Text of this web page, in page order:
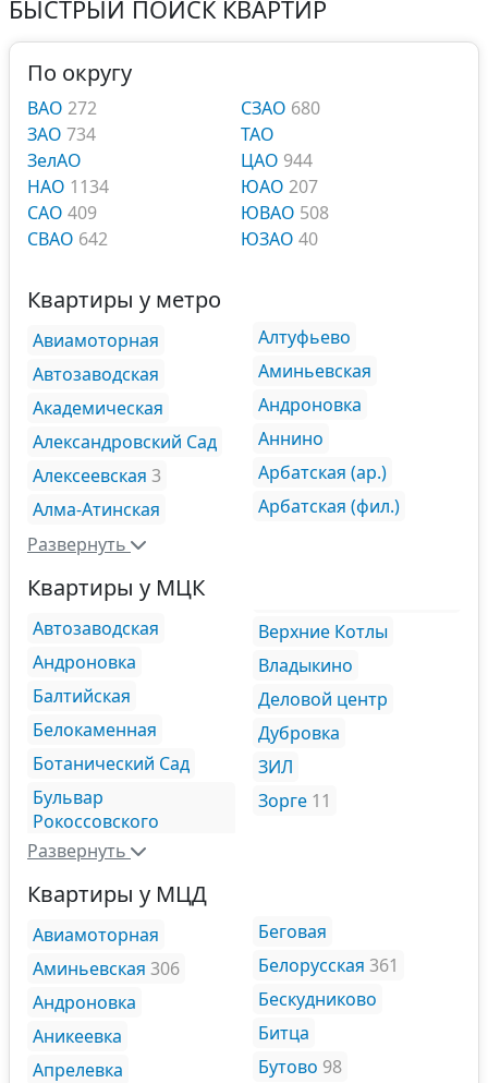
БЫСТРЫЙ ПОИСК КВАРТИР
По округу
ВАО 272
ЗАО 734
ЗелАО
НАО 1134
САО 409
СВАО 642
СЗАО 680
ТАО
ЦАО 944
ЮАО 207
ЮВАО 508
ЮЗАО 40
Квартиры у метро
Авиамоторная
Автозаводская
Академическая
Александровский Сад
Алексеевская 3
Алма-Атинская
Алтуфьево
Аминьевская
Андроновка
Аннино
Арбатская (ар.)
Арбатская (фил.)
Развернуть
Квартиры у МЦК
Автозаводская
Андроновка
Балтийская
Белокаменная
Ботанический Сад
Бульвар
Рокоссовского
Верхние Котлы
Владыкино
Деловой центр
Дубровка
ЗИЛ
Зорге 11
Развернуть
Квартиры у МЦД
Авиамоторная
Аминьевская 306
Андроновка
Аникеевка
Апрелевка
Беговая
Белорусская 361
Бескудниково
Битца
Бутово 98